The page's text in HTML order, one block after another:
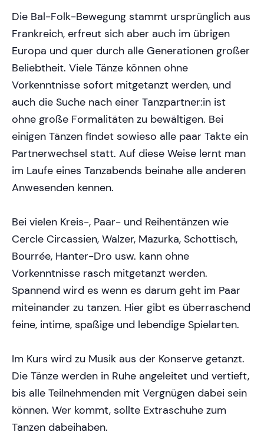
Die Bal-Folk-Bewegung stammt ursprünglich aus
Frankreich, erfreut sich aber auch im übrigen
Europa und quer durch alle Generationen großer
Beliebtheit. Viele Tänze können ohne
Vorkenntnisse sofort mitgetanzt werden, und
auch die Suche nach einer Tanzpartner:in ist
ohne große Formalitäten zu bewältigen. Bei
einigen Tänzen findet sowieso alle paar Takte ein
Partnerwechsel statt. Auf diese Weise lernt man
im Laufe eines Tanzabends beinahe alle anderen
Anwesenden kennen.
Bei vielen Kreis-, Paar- und Reihentänzen wie
Cercle Circassien, Walzer, Mazurka, Schottisch,
Bourrée, Hanter-Dro usw. kann ohne
Vorkenntnisse rasch mitgetanzt werden.
Spannend wird es wenn es darum geht im Paar
miteinander zu tanzen. Hier gibt es überraschend
feine, intime, spaßige und lebendige Spielarten.
Im Kurs wird zu Musik aus der Konserve getanzt.
Die Tänze werden in Ruhe angeleitet und vertieft,
bis alle Teilnehmenden mit Vergnügen dabei sein
können. Wer kommt, sollte Extraschuhe zum
Tanzen dabeihaben.